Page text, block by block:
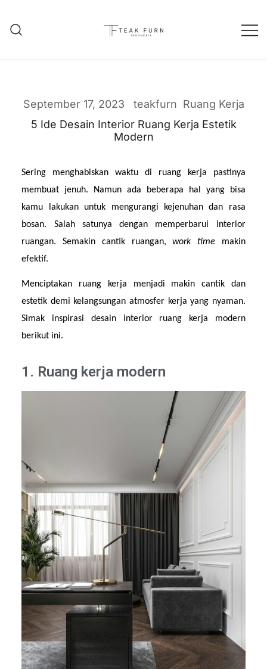
September 17, 2023 teakfurn Ruang Kerja
5 Ide Desain Interior Ruang Kerja Estetik
Modern
Sering menghabiskan waktu di ruang kerja pastinya
membuat jenuh. Namun ada beberapa hal yang bisa
kamu lakukan untuk mengurangi kejenuhan dan rasa
bosan. Salah satunya dengan memperbarui interior
ruangan. Semakin cantik ruangan, work time makin
efektif.
Menciptakan ruang kerja menjadi makin cantik dan
estetik demi kelangsungan atmosfer kerja yang nyaman.
Simak inspirasi desain interior ruang kerja modern
berikut ini.
1. Ruang kerja modern